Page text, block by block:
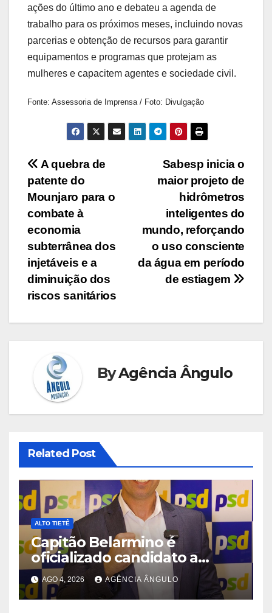
ações do último ano e debateu a agenda de
trabalho para os próximos meses, incluindo novas
parcerias e obtenção de recursos para garantir
equipamentos e programas que protejam as
mulheres e capacitem agentes e sociedade civil.
Fonte: Assessoria de Imprensa / Foto: Divulgação
Navegação
de
Post
Sabesp inicia o
maior projeto de
hidrômetros
inteligentes do
mundo, reforçando
o uso consciente
da água em período
de estiagem
A quebra de
patente do
Mounjaro para o
combate à
economia
subterrânea dos
injetáveis e a
diminuição dos
riscos sanitários
ByAgência Ângulo
Related Post
ALTO TIETÊ
Capitão Belarmino é
oficializado candidato a
deputado estadual pelo PSD
durante convenção em São
Paulo
AGO 4, 2026 AGÊNCIA ÂNGULO